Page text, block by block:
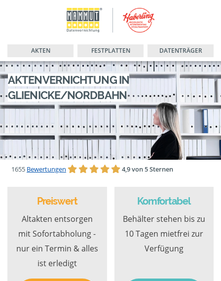
AKTEN FESTPLATTEN DATENTRÄGER
AKTENVERNICHTUNG IN
GLIENICKE/NORDBAHN
1655 Bewertungen 4,9 von 5 Sternen
Preiswert
Altakten entsorgen
mit Sofortabholung -
nur ein Termin & alles
ist erledigt
Komfortabel
Behälter stehen bis zu
10 Tagen mietfrei zur
Verfügung